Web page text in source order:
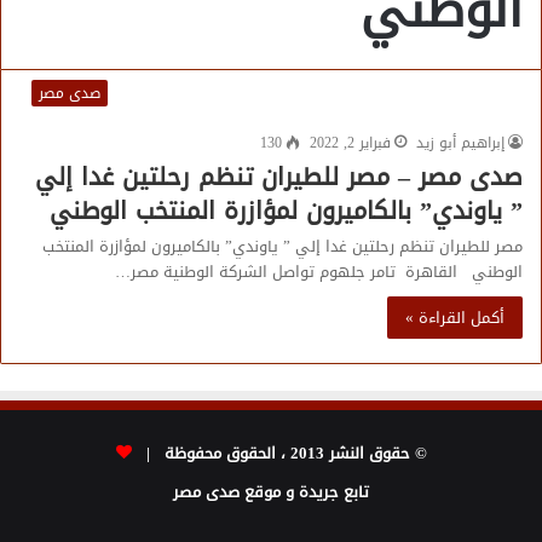
صدى مصر
إبراهيم أبو زيد
فبراير 2, 2022 130
صدى مصر – مصر للطيران تنظم رحلتين غدا إلي
” ياوندي” بالكاميرون لمؤازرة المنتخب الوطني
مصر للطيران تنظم رحلتين غدا إلي ” ياوندي” بالكاميرون لمؤازرة المنتخب
الوطني القاهرة تامر جلهوم تواصل الشركة الوطنية مصر…
أكمل القراءة »
© حقوق النشر 2013 ، الحقوق محفوظة |
تابع جريدة و موقع صدى مصر